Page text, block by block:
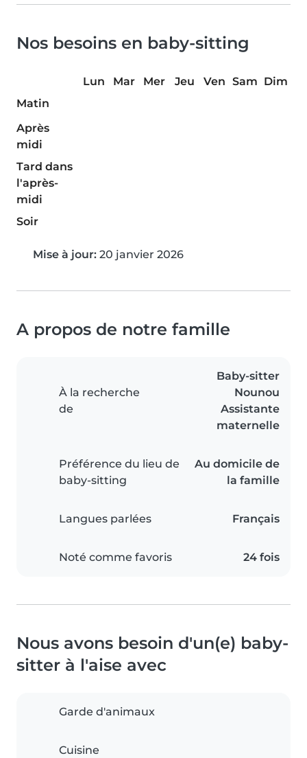
Nos besoins en baby-sitting
Lun Mar Mer Jeu Ven Sam Dim
Matin
Après
midi
Tard dans
l'après-
midi
Soir
Mise à jour: 20 janvier 2026
A propos de notre famille
À la recherche
de
Baby-sitter
Nounou
Assistante
maternelle
Préférence du lieu de
baby-sitting
Au domicile de
la famille
Langues parlées Français
Noté comme favoris 24 fois
Nous avons besoin d'un(e) baby-
sitter à l'aise avec
Garde d'animaux
Cuisine